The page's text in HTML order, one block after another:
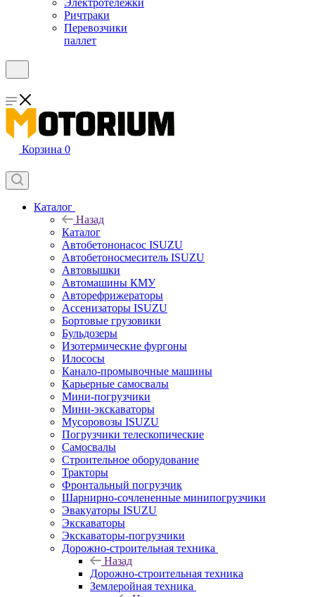
Электротележки
Ричтраки
Перевозчики
паллет
Корзина 0
Каталог
Назад
Каталог
Автобетононасос ISUZU
Автобетоносмеситель ISUZU
Автовышки
Автомашины КМУ
Авторефрижераторы
Ассенизаторы ISUZU
Бортовые грузовики
Бульдозеры
Изотермические фургоны
Илососы
Канало-промывочные машины
Карьерные самосвалы
Мини-погрузчики
Мини-экскаваторы
Мусоровозы ISUZU
Погрузчики телескопические
Самосвалы
Строительное оборудование
Тракторы
Фронтальный погрузчик
Шарнирно-сочлененные минипогрузчики
Эвакуаторы ISUZU
Экскаваторы
Экскаваторы-погрузчики
Дорожно-строительная техника
Назад
Дорожно-строительная техника
Землеройная техника